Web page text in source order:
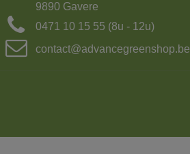
9890 Gavere
0471 10 15 55 (8u - 12u)
contact@advancegreenshop.be